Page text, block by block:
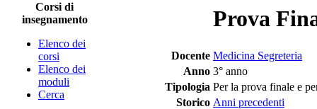
Corsi di
insegnamento
Elenco dei
corsi
Elenco dei
moduli
Cerca
Prova
Docente Medicina Segreteria
Anno 3° anno
Tipologia Per la prova finale e
Storico Anni precedenti